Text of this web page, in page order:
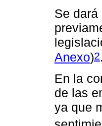
Se
Anexo)2.
En la
de las
ya que